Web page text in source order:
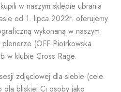
w naszym sklepie ubrania
od 1. lipca 2022r. oferujemy
wykonaną w naszym
(OFF Piotrkowska
w klubie Cross Rage.
zdjęciowej dla siebie (cele
bliskiej Ci osoby jako